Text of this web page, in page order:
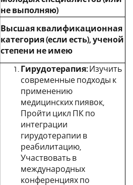
не выполняю)
Высшая квалификационная
категория (если есть), ученой
степени не имею
Гирудотерапия: Изучить
современные подходы к
применению
медицинских пиявок,
Пройти цикл ПК по
интеграции
гирудотерапии в
реабилитацию,
Участвовать в
международных
конференциях по